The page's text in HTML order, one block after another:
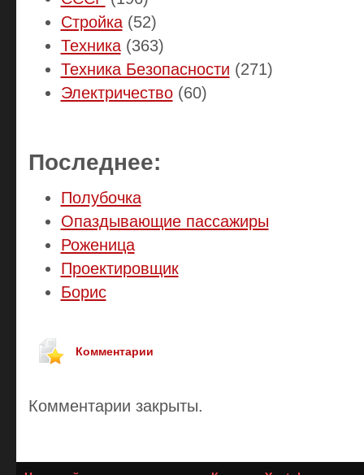
Стройка(52)
Техника(363)
Техника Безопасности (271)
Электричество(60)
Последнее:
Полубочка
Опаздывающие пассажиры
Роженица
Проектировщик
Борис
Комментарии
Комментарии закрыты.